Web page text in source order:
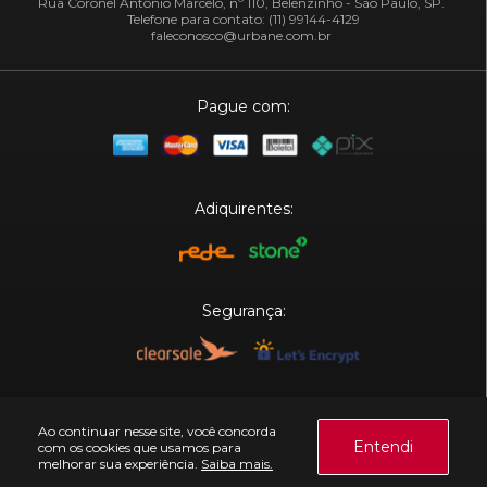
Ao continuar nesse site, você concorda
com os cookies que usamos para
melhorar sua experiência. Saiba mais.
Entendi
Telefone para contato: (11) 99144-4129
faleconosco@urbane.com.br
Pague com:
Adiquirentes:
Segurança: